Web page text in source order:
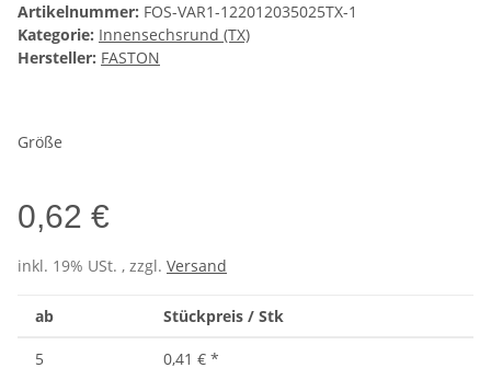
Artikelnummer: FOS-VAR1-122012035025TX-1
Kategorie: Innensechsrund (TX)
Hersteller: FASTON
Größe
0,62 €
inkl. 19% USt. , zzgl. Versand
ab Stückpreis / Stk
5 0,41 € *